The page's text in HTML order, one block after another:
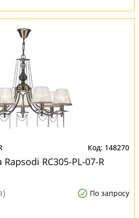
148270
RC305-PL-07-R
По запросу